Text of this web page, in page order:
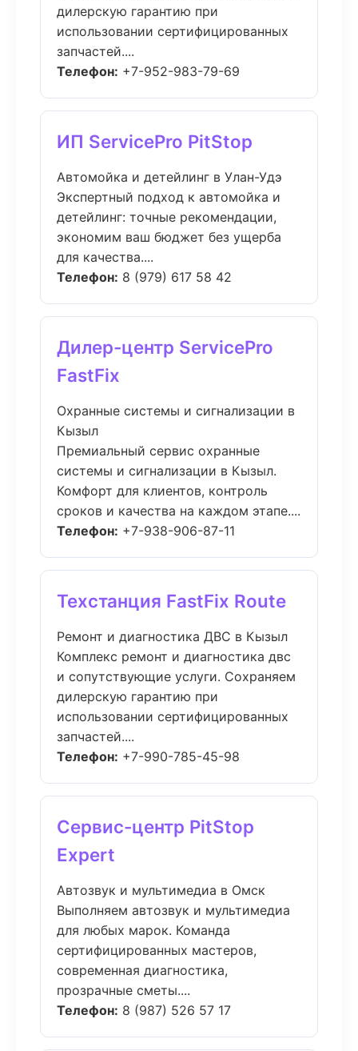
дилерскую гарантию при
использовании сертифицированных
запчастей....
Телефон: +7-952-983-79-69
ИП ServicePro PitStop
Автомойка и детейлинг в Улан-Удэ
Экспертный подход к автомойка и
детейлинг: точные рекомендации,
экономим ваш бюджет без ущерба
для качества....
Телефон: 8 (979) 617 58 42
Дилер-центр ServicePro
FastFix
Охранные системы и сигнализации в
Кызыл
Премиальный сервис охранные
системы и сигнализации в Кызыл.
Комфорт для клиентов, контроль
сроков и качества на каждом этапе....
Телефон: +7-938-906-87-11
Техстанция FastFix Route
Ремонт и диагностика ДВС в Кызыл
Комплекс ремонт и диагностика двс
и сопутствующие услуги. Сохраняем
дилерскую гарантию при
использовании сертифицированных
запчастей....
Телефон: +7-990-785-45-98
Сервис-центр PitStop
Expert
Автозвук и мультимедиа в Омск
Выполняем автозвук и мультимедиа
для любых марок. Команда
сертифицированных мастеров,
современная диагностика,
прозрачные сметы....
Телефон: 8 (987) 526 57 17